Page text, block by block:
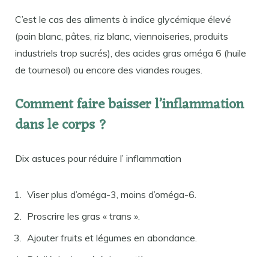
C’est le cas des aliments à indice glycémique élevé
(pain blanc, pâtes, riz blanc, viennoiseries, produits
industriels trop sucrés), des acides gras oméga 6 (huile
de tournesol) ou encore des viandes rouges.
Comment faire baisser l’inflammation
dans le corps ?
Dix astuces pour réduire l’ inflammation
Viser plus d’oméga-3, moins d’oméga-6.
Proscrire les gras « trans ».
Ajouter fruits et légumes en abondance.